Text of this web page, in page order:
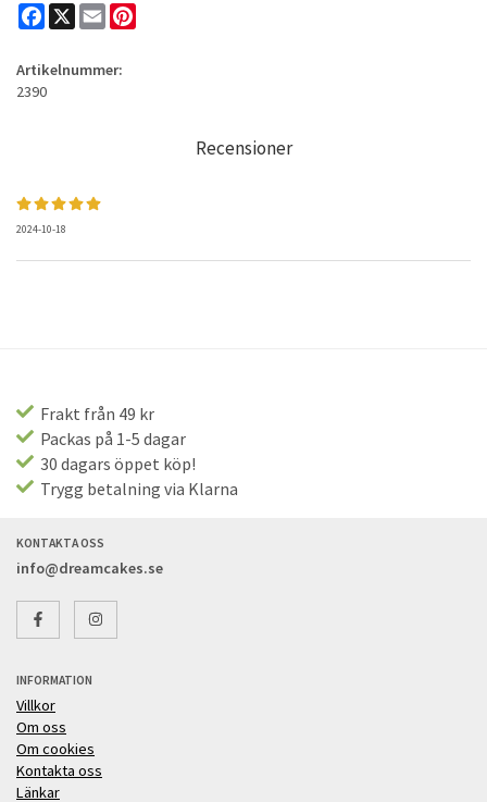
Facebook
X Email
Artikelnummer:
2390
Recensioner
2024-10-18
Frakt från 49 kr
Packas på 1-5 dagar
30 dagars öppet köp!
Trygg betalning via Klarna
KONTAKTA OSS
info@dreamcakes.se
INFORMATION
Villkor
Om oss
Om cookies
Kontakta oss
Länkar